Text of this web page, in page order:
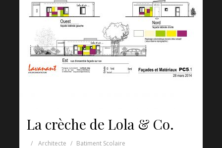
La crèche de Lola & Co.
Architecte Batiment Scolaire